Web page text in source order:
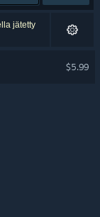
jätetty
$5.99